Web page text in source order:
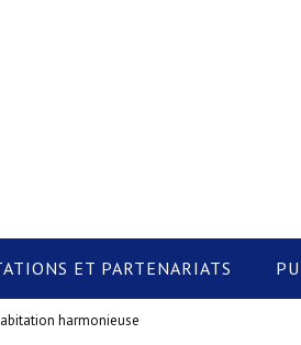
ET PARTENARIATS
harmonieuse